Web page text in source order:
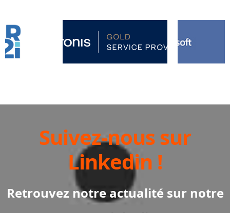
Suivez-nous sur
Linkedin !
Retrouvez notre actualité sur notre